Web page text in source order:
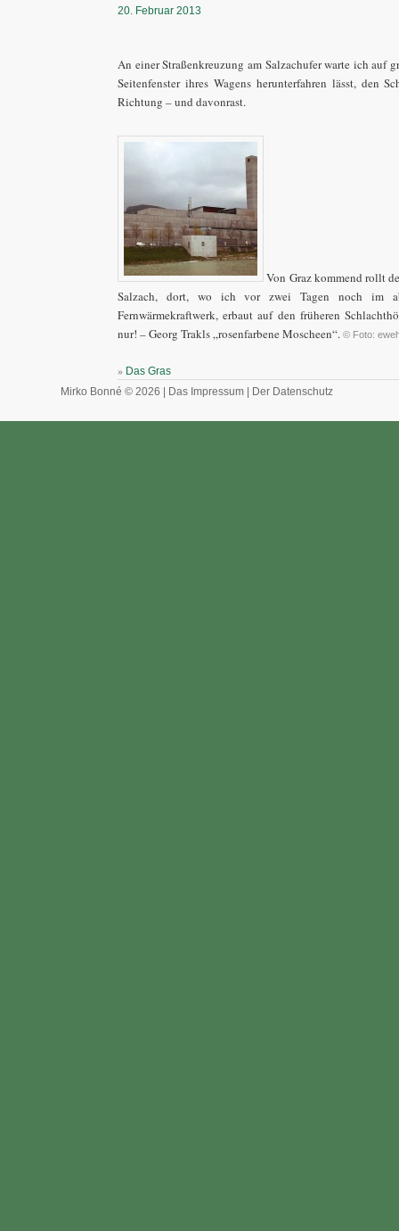
20. Februar 2013
An einer Straßenkreuzung am Salzachufer warte ich auf
Seitenfenster ihres Wagens herunterfahren lässt, den
Richtung – und davonrast.
Von Graz kommend rollt
Salzach, dort, wo ich vor zwei Tagen noch im
Fernwärmekraftwerk, erbaut auf den früheren
nur! – Georg Trakls „rosenfarbene Moscheen“. © Foto:
» Das Gras
Mirko Bonné © 2026 |
Das Impressum Der Datenschutz